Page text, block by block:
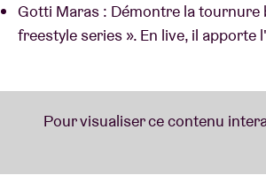
Gotti Maras : Démontre la tournure
freestyle series ». En live, il